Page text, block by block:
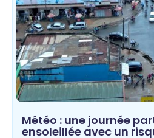
Météo : une journée
ensoleillée avec un